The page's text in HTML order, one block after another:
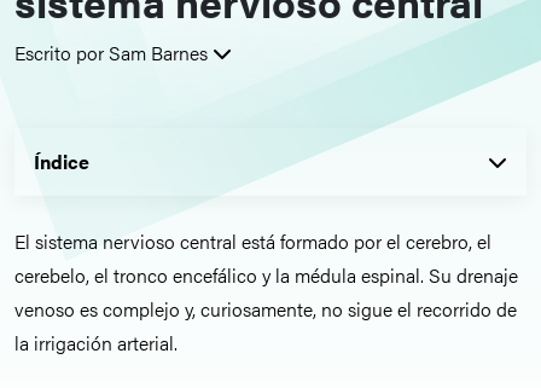
Escrito por Sam Barnes
Índice
El sistema nervioso central está formado por el cerebro, el
cerebelo, el tronco encefálico y la médula espinal. Su drenaje
venoso es complejo y, curiosamente, no sigue el recorrido de
la irrigación arterial.